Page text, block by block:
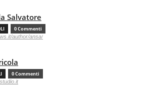
Salvatore
0 Commenti
author/ansa/
0 Commenti